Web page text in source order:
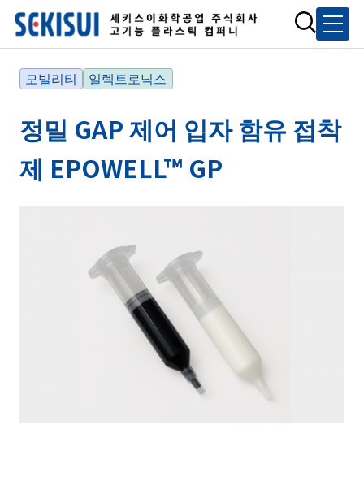
모빌리티 일렉트로닉스
정밀 GAP 제어 입자 함유 접착
제 EPOWELL™ GP